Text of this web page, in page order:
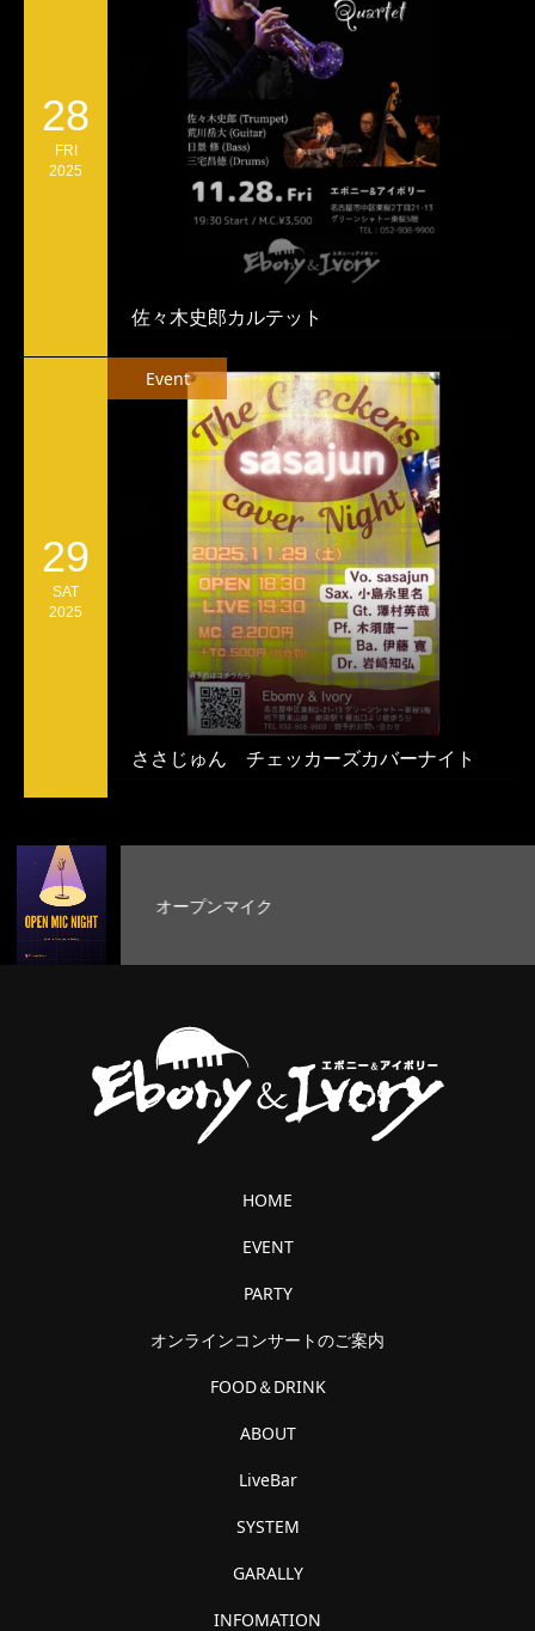
28
FRI
2025
佐々木史郎カルテット
29
SAT
2025
ささじゅん チェッカーズカバーナイト
Event
オープンマイク
HOME
EVENT
PARTY
オンラインコンサートのご案内
FOOD＆DRINK
ABOUT
LiveBar
SYSTEM
GARALLY
INFOMATION